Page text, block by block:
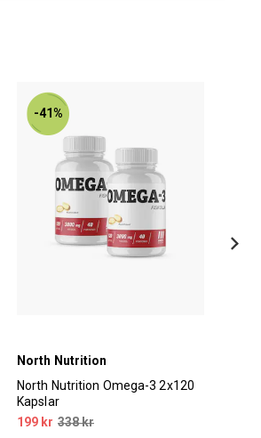
-41%
North Nutrition
North Nutrition Omega-3 2x120
Kapslar
199 kr 338 kr